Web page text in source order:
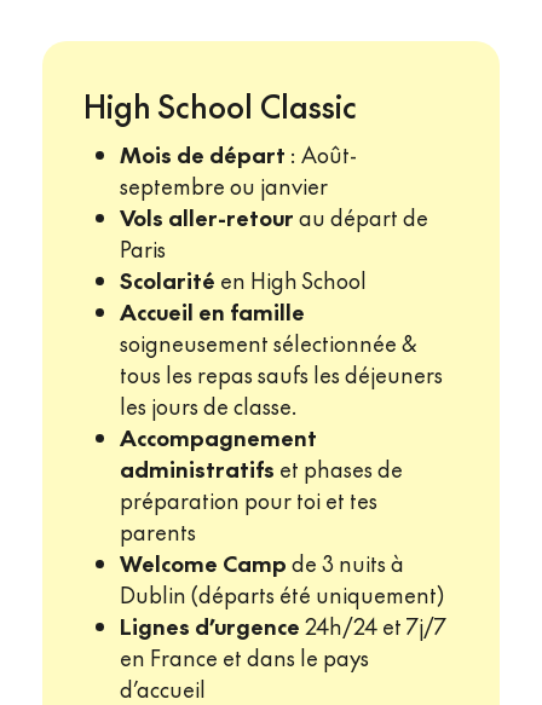
High School Classic
Mois de départ : Août-
septembre ou janvier
Vols aller-retour au départ de
Paris
Scolarité en High School
Accueil en famille
soigneusement sélectionnée &
tous les repas saufs les déjeuners
les jours de classe.
Accompagnement
administratifs et phases de
préparation pour toi et tes
parents
Welcome Camp de 3 nuits à
Dublin (départs été uniquement)
Lignes d’urgence 24h/24 et 7j/7
en France et dans le pays
d’accueil